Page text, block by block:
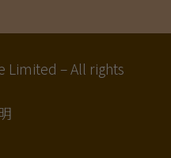
Limited – All rights